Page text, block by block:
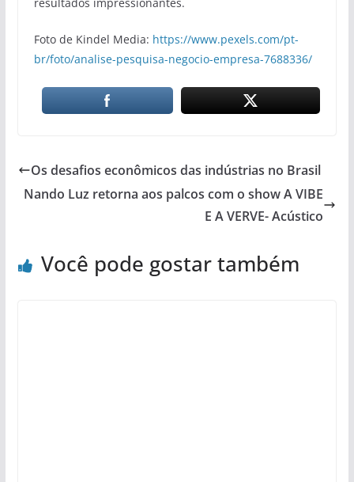
Foto de Kindel Media: https://www.pexels.com/pt-
br/foto/analise-pesquisa-negocio-empresa-7688336/
Os desafios econômicos das indústrias no Brasil
Nando Luz retorna aos palcos com o show A VIBE
E A VERVE- Acústico
Você pode gostar também